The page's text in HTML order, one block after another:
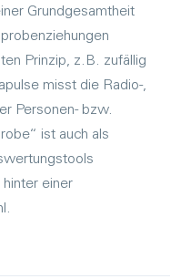
Grundgesamtheit
Prinzip, z.B. zufällig
misst die Radio-,
Personen- bzw.
ist auch als
einer